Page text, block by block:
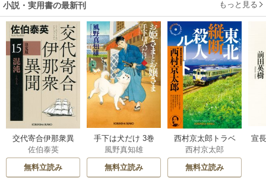
小説・実用書の最新刊 もっと見る
交代寄合伊那衆異
聞 15巻
佐伯泰英
無料立読み
手下は犬だけ 3巻
風野真知雄
無料立読み
西村京太郎トラベ
ルミステリー・セ
レクション 2巻
西村京太郎
無料立読み
宣